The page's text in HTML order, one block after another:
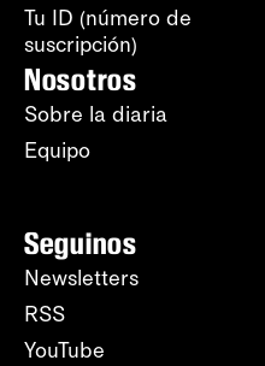
Tu ID (número de
suscripción)
Nosotros
Sobre la diaria
Equipo
Seguinos
Newsletters
RSS
YouTube